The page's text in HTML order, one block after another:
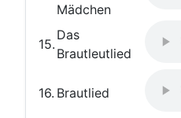
Mädchen
15.
Das
Brautleutlied
16. Brautlied